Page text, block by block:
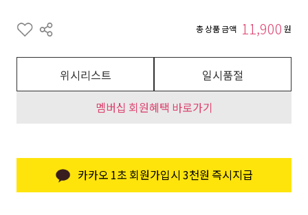
총 상품 금액 11,900 원
위시리스트
일시품절
멤버십 회원혜택 바로가기
카카오 1초 회원가입시 3천원 즉시지급